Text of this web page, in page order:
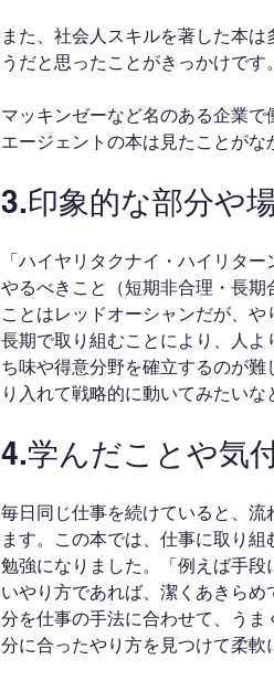
また、社会人スキルを著した本
うだと思ったことがきっかけです。
マッキンゼーなど名のある企業
エージェントの本は見たことがな
3.印象的な部分や
「ハイヤリタクナイ・ハイリタ
やるべきこと（短期非合理・長
ことはレッドオーシャンだが、や
長期で取り組むことにより、人
ち味や得意分野を確立するのが
り入れて戦略的に動いてみたいな
4.学んだことや気
毎日同じ仕事を続けていると、
ます。この本では、仕事に取り
勉強になりました。「例えば手
いやり方であれば、潔くあきら
分を仕事の手法に合わせて、う
分に合ったやり方を見つけて柔軟